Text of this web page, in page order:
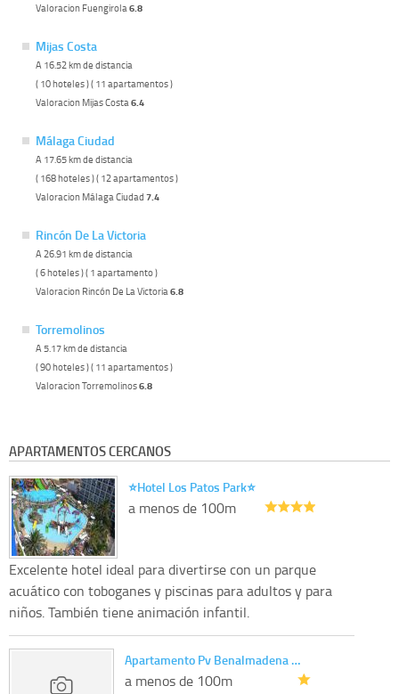
Valoracion Fuengirola6.8
Mijas Costa
A 16.52 km de distancia
( 10 hoteles ) ( 11 apartamentos )
Valoracion Mijas Costa6.4
Málaga Ciudad
A 17.65 km de distancia
( 168 hoteles ) ( 12 apartamentos )
Valoracion Málaga Ciudad 7.4
Rincón De La Victoria
A 26.91 km de distancia
( 6 hoteles ) ( 1 apartamento )
Valoracion Rincón De La Victoria6.8
Torremolinos
A 5.17 km de distancia
( 90 hoteles ) ( 11 apartamentos )
Valoracion Torremolinos6.8
APARTAMENTOS CERCANOS
⭐️Hotel Los Patos Park⭐️
a menos de 100m
Excelente hotel ideal para divertirse con un parque
acuático con toboganes y piscinas para adultos y para
niños. También tiene animación infantil.
Apartamento Pv Benalmadena …
a menos de 100m